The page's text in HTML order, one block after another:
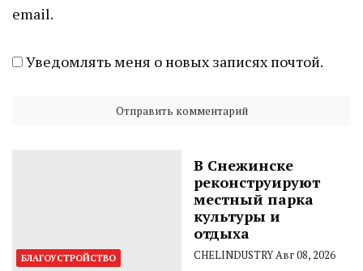
email.
Уведомлять меня о новых записях почтой.
БЛАГОУСТРОЙСТВО
В Снежинске
реконструируют
местный парка
культуры и
отдыха
CHELINDUSTRYАвг 08, 2026